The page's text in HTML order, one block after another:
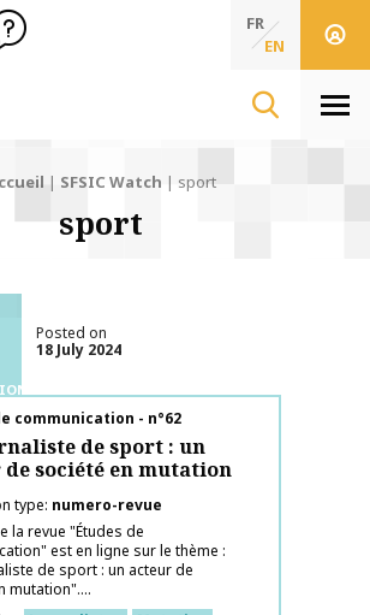
des Sciences de l'Information & de
Française des Sciences de
FR
EN
| SFSIC Watch | sport
sport
Posted on
18 July 2024
name
communication - n°62
de sport : un
société en mutation
type numero-revue
la revue "Études de
est en ligne sur le thème :
de sport : un acteur de
mutation"....